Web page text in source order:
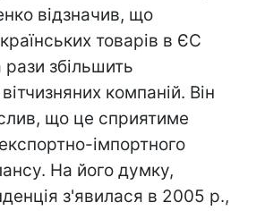
відзначив, що
товарів в ЄС
збільшить
вітчизняних компаній. Він
що це сприятиме
імпортного
На його думку,
з'явилася в 2005 р.,